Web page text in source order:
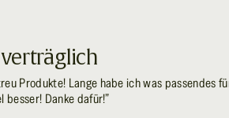
Produkte! Lange habe ich was passendes
besser! Danke dafür!”